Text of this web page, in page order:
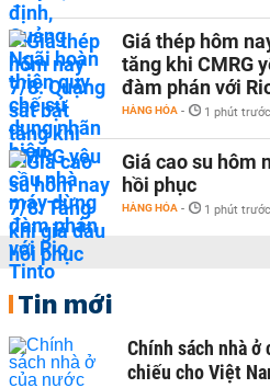
Giá thép hôm
tăng khi CMRG
đàm phán với
HÀNG HÓA - 1 phút trước
Giá cao su hôm
hồi phục
HÀNG HÓA - 1 phút trước
Tin mới
Chính sách nhà ở
chiếu cho Việt